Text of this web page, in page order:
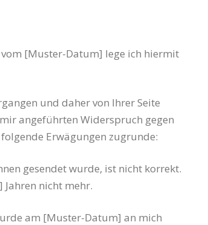
[Muster-Datum] lege ich hiermit
und daher von Ihrer Seite
angeführten Widerspruch gegen
Erwägungen zugrunde:
gesendet wurde, ist nicht korrekt.
nicht mehr.
am [Muster-Datum] an mich